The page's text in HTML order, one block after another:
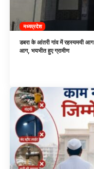
मध्यप्रदेश
डबरा के आंतरी गांव में रहस्यमयी आग
आग, भयभीत हुए ग्रामीण